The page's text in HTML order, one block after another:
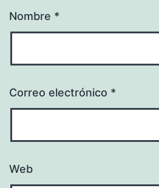
Nombre *
Correo electrónico *
Web